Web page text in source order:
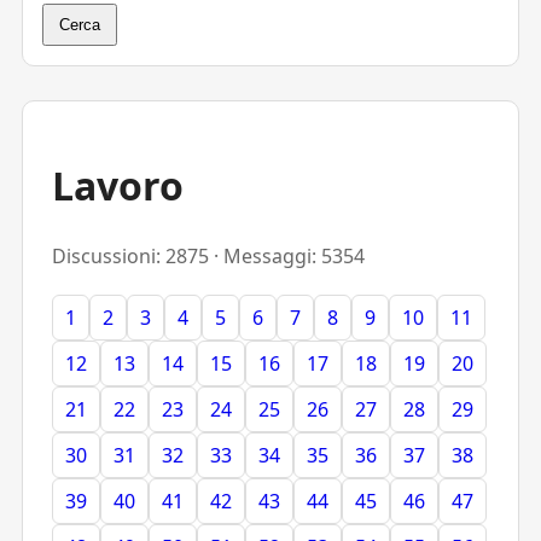
Lavoro
Discussioni: 2875 · Messaggi: 5354
1 2 3 4 5 6 7 8 9 10
11
12
13 14 15 16 17 18 19
20
21
22 23 24 25 26 27 28
29
30
31 32 33 34 35 36 37
38
39
40 41 42 43 44 45 46
47
Cerca